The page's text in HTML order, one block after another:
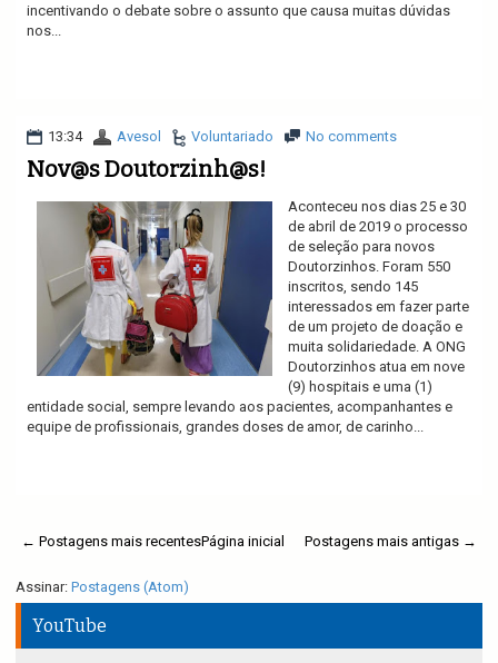
incentivando o debate sobre o assunto que causa muitas dúvidas
nos...
13:34 Avesol Voluntariado No comments
Nov@s Doutorzinh@s!
Aconteceu nos dias 25 e 30
de abril de 2019 o processo
de seleção para novos
Doutorzinhos. Foram 550
inscritos, sendo 145
interessados em fazer parte
de um projeto de doação e
muita solidariedade. A ONG
Doutorzinhos atua em nove
(9) hospitais e uma (1)
entidade social, sempre levando aos pacientes, acompanhantes e
equipe de profissionais, grandes doses de amor, de carinho...
← Postagens mais recentes Postagens mais antigas →
Página inicial
Assinar: Postagens (Atom)
YouTube